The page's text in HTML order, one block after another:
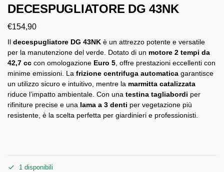
DECESPUGLIATORE DG 43NK
€154,90
Il decespugliatore DG 43NK è un attrezzo potente e versatile
per la manutenzione del verde. Dotato di un motore 2 tempi da
42,7 cc con omologazione Euro 5 , offre prestazioni eccellenti con
minime emissioni. La frizione centrifuga automatica garantisce
un utilizzo sicuro e intuitivo, mentre la marmitta catalizzata
riduce l’impatto ambientale. Con una testina tagliabordi per
rifiniture precise e una lama a 3 denti per vegetazione più
resistente, è la scelta perfetta per giardinieri e professionisti.
1 disponibili